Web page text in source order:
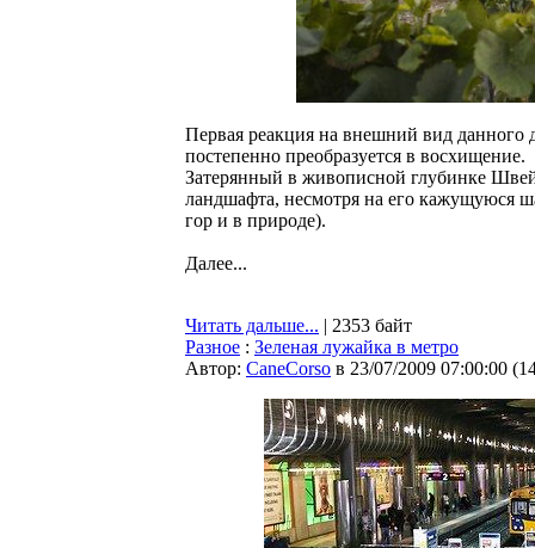
Первая реакция на внешний вид данного
постепенно преобразуется в восхищение.
Затерянный в живописной глубинке
ландшафта, несмотря на его кажущуюся
гор и в природе).
Далее...
Читать дальше... | 2353 байт
Разное : Зеленая лужайка в метро
Автор: CaneCorso в 23/07/2009 07:00:00 (